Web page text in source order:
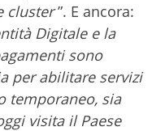
cluster”. E ancora:
Digitale e la
sono
per abilitare servizi
temporaneo, sia
visita il Paese